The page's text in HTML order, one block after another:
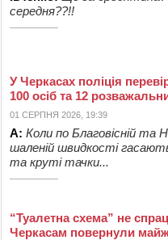
середня??!!
У Черкасах поліція
100 осіб та 12
01 СЕРПНЯ 2026, 19:39
А: Коли по Благовісній та
шаленій швидкості
та круті тачки...
“Туалетна схема” не
Черкасам повернули